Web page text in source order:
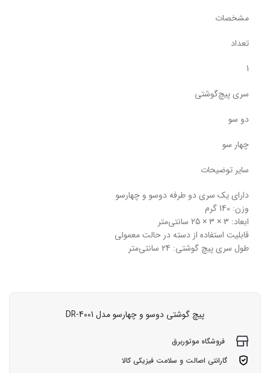
مشخصات
تعداد
1
سری پیچ‌گوشتی
دو سو
چهار سو
سایر توضیحات
دارای یک سری دو طرفه دوسو و چهارسو
وزن: 140 گرم
ابعاد: 3 × 3 × 25 سانتی‌متر
قابلیت استفاده از دسته در حالت معمولی
طول سری پیچ گوشتی: 24 سانتی‌متر
پیچ گوشتی دوسو و چهارسو مدل DR-4001
فروشگاه موتوربرق
گارانتی اصالت و سلامت فیزیکی کالا